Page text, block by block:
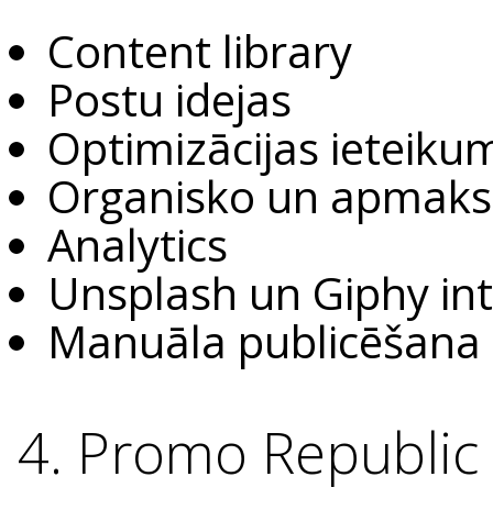
Content library
Postu idejas
Optimizācijas
Organisko un
Analytics
Unsplash un Giphy
Manuāla
4. Promo Republic